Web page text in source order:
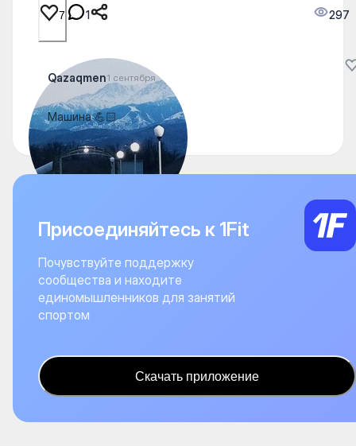
7 1 297
Qazaqmen1 сентября
Машина 💪🏻
Присоединяйтесь к 1Fit
Почувствуйте поддержку
сообщества и находите
единомышленников для занятий
спортом
Скачать приложение